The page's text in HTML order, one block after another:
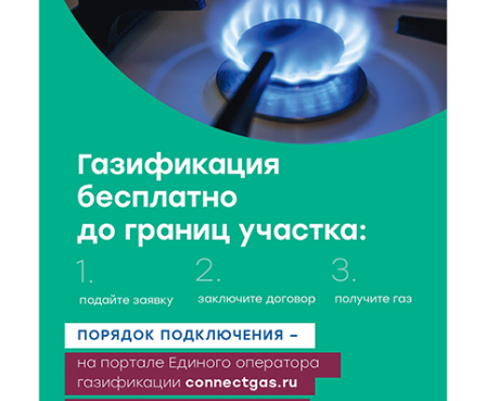
7 Авг 2026 22:02 286
Новые правила РЖД: пассажиров начнут
информировать об изменениях маршрута в
цифровом формате
7 Авг 2026 21:02 431
Социальный фонд РФ представил актуальные
данные о численности пенсионеров
7 Авг 2026 20:02 351
Как питаться, чтобы мозг работал лучше:
рекомендации фитнес ‑ специалиста Александра
Семина